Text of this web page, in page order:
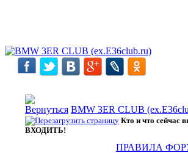
BMW 3ER CLUB
Кто и что сейчас
ВХОДИТЬ!
ПРАВИЛА